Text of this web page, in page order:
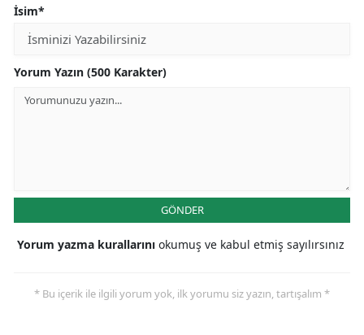
İsim*
Yorum Yazın (500 Karakter)
GÖNDER
Yorum yazma kurallarını okumuş ve kabul etmiş sayılırsınız
* Bu içerik ile ilgili yorum yok, ilk yorumu siz yazın, tartışalım *